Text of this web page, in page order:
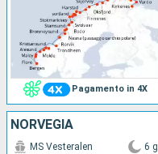
Pagamento in 4X
NORVEGIA
MS Vesteralen 6 g